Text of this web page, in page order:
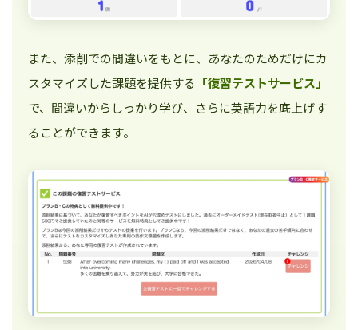
また、添削での間違いをもとに、あなたのためだけにカ
スタマイズした課題を提供する 「復習テストサービス」
で、間違いからしっかり学び、さらに英語力を底上げす
ることができます。